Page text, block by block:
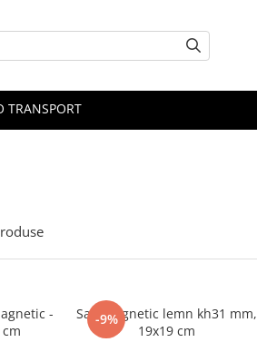
TRANSPORT
-
cm
-9%
Sah magnetic lemn kh31 mm,
19x19 cm